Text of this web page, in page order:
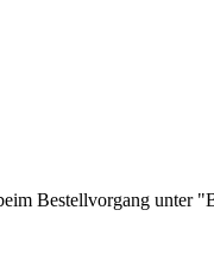
Bestellvorgang unter